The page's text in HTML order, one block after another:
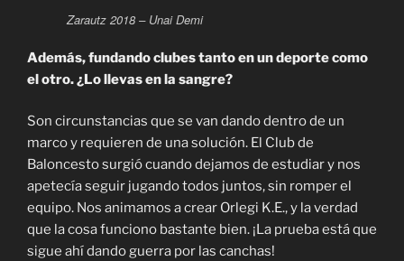
Zarautz 2018 – Unai Demi
Además, fundando clubes tanto en un deporte como
el otro. ¿Lo llevas en la sangre?
Son circunstancias que se van dando dentro de un
marco y requieren de una solución. El Club de
Baloncesto surgió cuando dejamos de estudiar y nos
apetecía seguir jugando todos juntos, sin romper el
equipo. Nos animamos a crear Orlegi K.E., y la verdad
que la cosa funciono bastante bien. ¡La prueba está que
sigue ahí dando guerra por las canchas!